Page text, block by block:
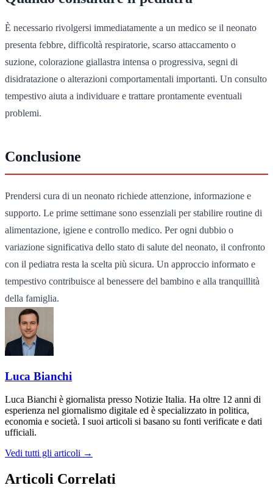
È necessario rivolgersi immediatamente a un medico se il neonato
presenta febbre, difficoltà respiratorie, scarso attaccamento o
suzione, colorazione giallastra intensa o progressiva, segni di
disidratazione o alterazioni comportamentali importanti. Un consulto
tempestivo aiuta a individuare e trattare prontamente eventuali
problemi.
Conclusione
Prendersi cura di un neonato richiede attenzione, informazione e
supporto. Le prime settimane sono essenziali per stabilire routine di
alimentazione, igiene e controllo medico. Per ogni dubbio o
variazione significativa dello stato di salute del neonato, il confronto
con il pediatra resta la scelta più sicura. Un approccio informato e
tempestivo contribuisce al benessere del bambino e alla tranquillità
della famiglia.
Luca Bianchi
Luca Bianchi è giornalista presso Notizie Italia. Ha oltre 12 anni di
esperienza nel giornalismo digitale ed è specializzato in politica,
economia e società. I suoi articoli si basano su fonti verificate e dati
ufficiali.
Vedi tutti gli articoli →
Articoli Correlati